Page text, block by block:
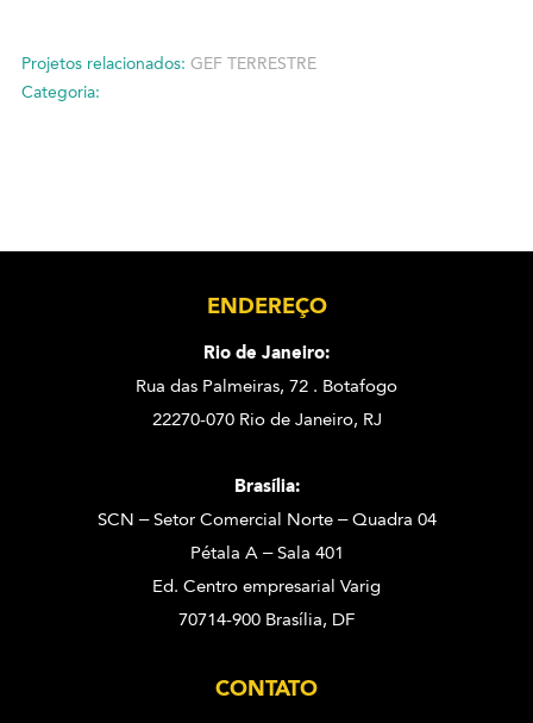
Projetos relacionados: GEF TERRESTRE
Categoria:
ENDEREÇO
Rio de Janeiro:
Rua das Palmeiras, 72 . Botafogo
22270-070 Rio de Janeiro, RJ
Brasília:
SCN – Setor Comercial Norte – Quadra 04
Pétala A – Sala 401
Ed. Centro empresarial Varig
70714-900 Brasília, DF
CONTATO